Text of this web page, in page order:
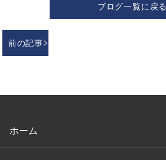
ブログ一覧に戻る
前の記事
ホーム